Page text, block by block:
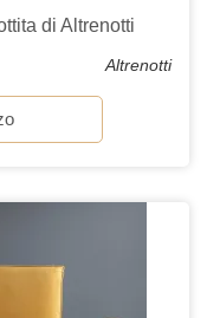
di Altrenotti
Altrenotti